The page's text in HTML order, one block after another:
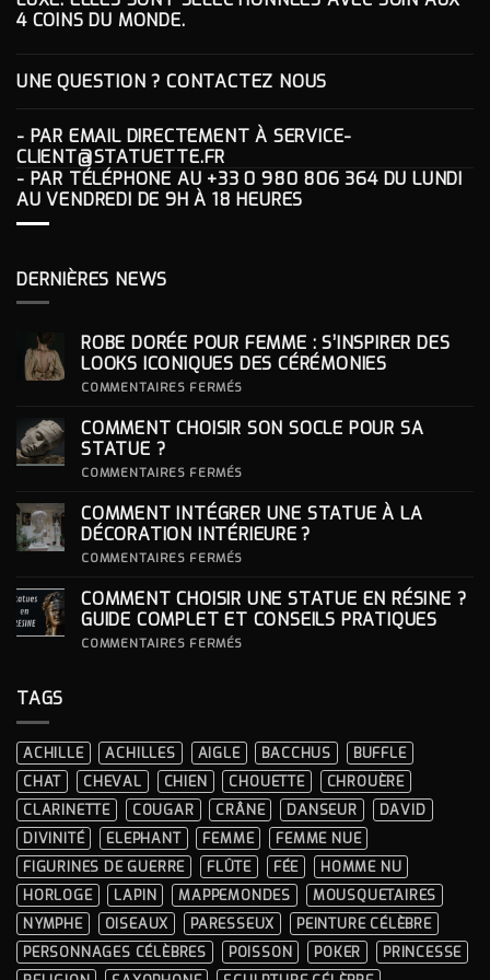
4 COINS DU MONDE.
UNE QUESTION ? CONTACTEZ NOUS
- PAR EMAIL DIRECTEMENT À SERVICE-
CLIENT@STATUETTE.FR
- PAR TÉLÉPHONE AU +33 0 980 806 364DU LUNDI
AU VENDREDI DE 9H À 18 HEURES
DERNIÈRES NEWS
ROBE DORÉE POUR FEMME : S’INSPIRER DES
LOOKS ICONIQUES DES CÉRÉMONIES
COMMENTAIRES FERMÉS
POUR
ICONIQUES
DES
CÉRÉMONIES
COMMENT CHOISIR SON SOCLE POUR SA
STATUE ?
COMMENTAIRES FERMÉS
SON
SOCLE
POUR
COMMENT INTÉGRER UNE STATUE À LA
DÉCORATION INTÉRIEURE ?
COMMENTAIRES FERMÉS
UNE
STATUE
À
COMMENT CHOISIR UNE STATUE EN RÉSINE ?
GUIDE COMPLET ET CONSEILS PRATIQUES
COMMENTAIRES FERMÉS
?
GUIDE
COMPLET
ET
CONSEILS
PRATIQUES
TAGS
ACHILLE ACHILLES AIGLE BACCHUS
BUFFLE
CHAT
CHEVAL CHIEN CHOUETTE
CHROUÈRE
CLARINETTE
COUGAR CRÂNE DANSEUR
DAVID
DIVINITÉ
ELEPHANT FEMME
FEMME NUE
FIGURINES DE GUERRE
FLÛTE FÉE
HOMME NU
HORLOGE
LAPIN MAPPEMONDES
MOUSQUETAIRES
NYMPHE
OISEAUX PARESSEUX
PEINTURE CÉLÈBRE
PERSONNAGES CÉLÈBRES
POISSON POKER
PRINCESSE